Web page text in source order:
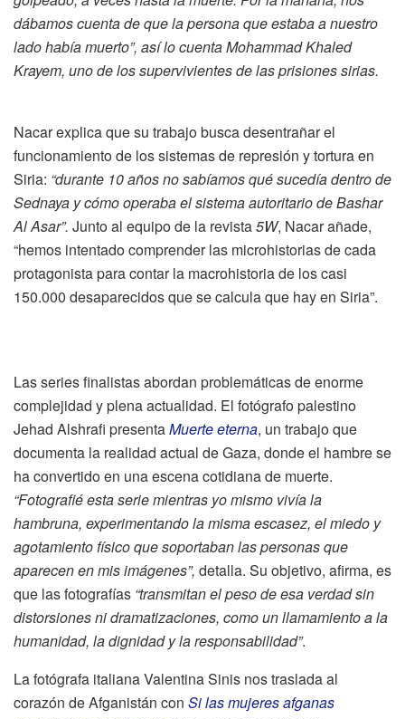
dábamos cuenta de que la persona que estaba a nuestro
lado había muerto”, así lo cuenta Mohammad Khaled
Krayem, uno de los supervivientes de las prisiones sirias.
Nacar explica que su trabajo busca desentrañar el
funcionamiento de los sistemas de represión y tortura en
Siria: “durante 10 años no sabíamos qué sucedía dentro de
Sednaya y cómo operaba el sistema autoritario de Bashar
Al Asar”. Junto al equipo de la revista5W, Nacar añade,
“hemos intentado comprender las microhistorias de cada
protagonista para contar la macrohistoria de los casi
150.000 desaparecidos que se calcula que hay en Siria”.
Las series finalistas abordan problemáticas de enorme
complejidad y plena actualidad. El fotógrafo palestino
Jehad Alshrafi presentaMuerte eterna, un trabajo que
documenta la realidad actual de Gaza, donde el hambre se
ha convertido en una escena cotidiana de muerte.
“Fotografié esta serie mientras yo mismo vivía la
hambruna, experimentando la misma escasez, el miedo y
agotamiento físico que soportaban las personas que
aparecen en mis imágenes”, detalla. Su objetivo, afirma, es
que las fotografías “transmitan el peso de esa verdad sin
distorsiones ni dramatizaciones, como un llamamiento a la
humanidad, la dignidad y la responsabilidad”.
La fotógrafa italiana Valentina Sinis nos traslada al
corazón de Afganistán con Si las mujeres afganas